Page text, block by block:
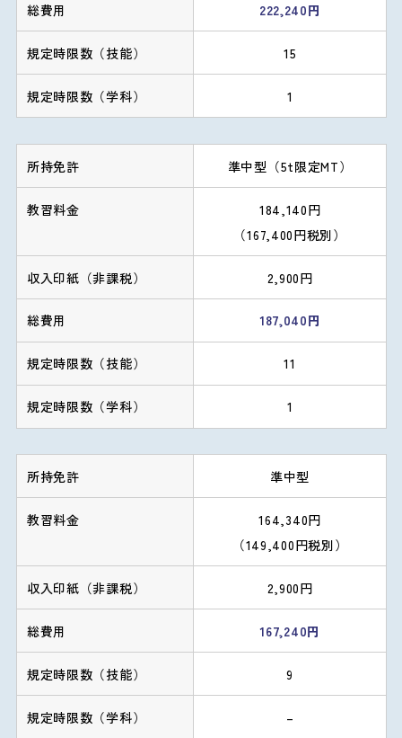
222,240円
15
1
準中型（5t限定MT）
184,140円
（167,400円税別）
2,900円
187,040円
11
1
準中型
164,340円
（149,400円税別）
2,900円
167,240円
9
–